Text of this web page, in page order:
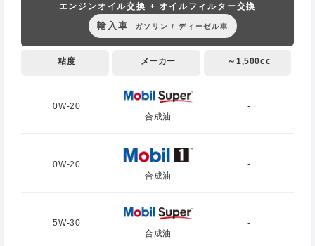
エンジンオイル交換 + オイルフィルター交換
輸入車 ガソリン / ディーゼル車
粘度 メーカー ～1,500cc
0W-20
合成油
-
0W-20
合成油
-
5W-30
合成油
-